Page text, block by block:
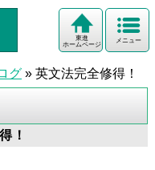
メニュー
東進
ホームページ
グ » 英文法完全修得！
！